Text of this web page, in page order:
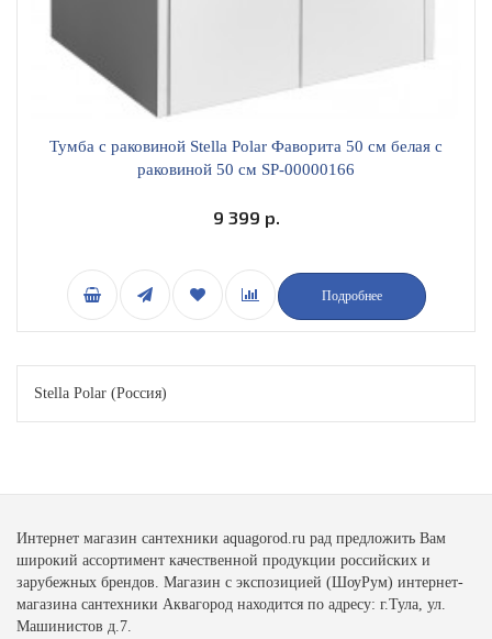
Тумба с раковиной Stella Polar Фаворита 50 см белая с
раковиной 50 см SP-00000166
9 399 р.
Подробнее
Stella Polar (Россия)
Интернет магазин сантехники aquagorod.ru рад предложить Вам
широкий ассортимент качественной продукции российских и
зарубежных брендов. Магазин с экспозицией (ШоуРум) интернет-
магазина сантехники Аквагород находится по адресу: г.Тула, ул.
Машинистов д.7.